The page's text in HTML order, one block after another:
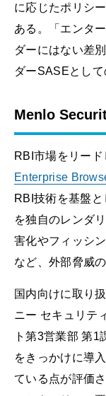
に応じたポリシ
ある。「エンタ
ダーにはない差
ダーSASEとして
Menlo
RBI市場をリー
Enterprise
RBI技術を基盤
を独自のレンダ
害化やフィッシ
など、外部脅威
国内向けに取り
ニー セキュリテ
ト第3営業部 第1
をきっかけに導
ている点が評価